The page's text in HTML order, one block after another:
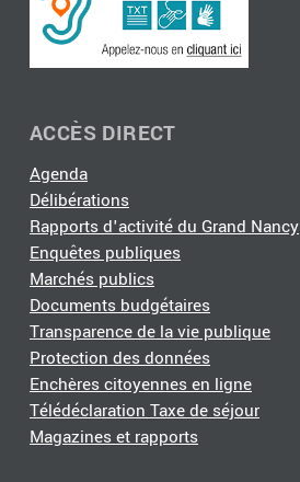
ACCÈS DIRECT
Agenda
Délibérations
Rapports d'activité du Grand Nancy
Enquêtes publiques
Marchés publics
Documents budgétaires
Transparence de la vie publique
Protection des données
Enchères citoyennes en ligne
Télédéclaration Taxe de séjour
Magazines et rapports